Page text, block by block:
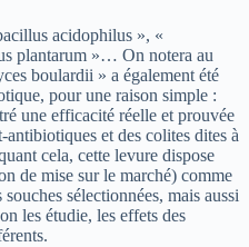
acidophilus », «
plantarum »… On notera au
boulardii » a également été
pour une raison simple :
une efficacité réelle et prouvée
antibiotiques et des colites dites à
cela, cette levure dispose
de mise sur le marché) comme
souches sélectionnées, mais aussi
les étudie, les effets des